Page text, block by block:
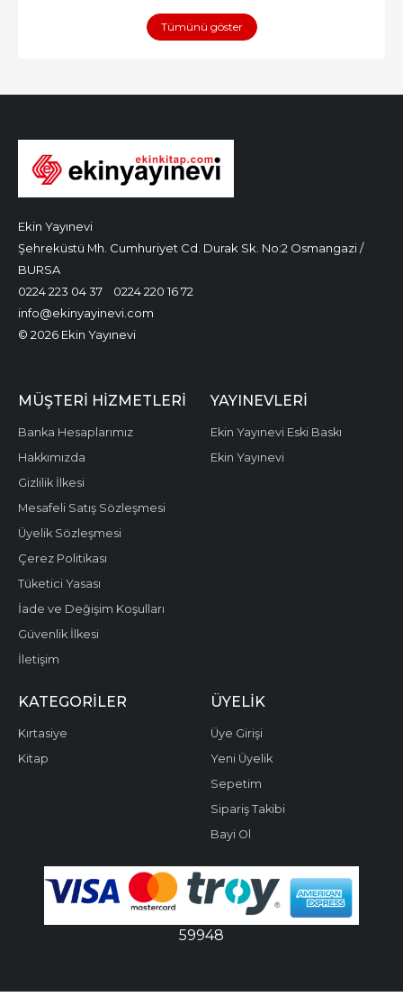
Tümünü göster
Ekin Yayınevi
Şehreküstü Mh. Cumhuriyet Cd. Durak Sk. No:2 Osmangazi /
BURSA
0224 223 04 37
0224 220 16 72
info@ekinyayinevi.com
© 2026 Ekin Yayınevi
MÜŞTERI HIZMETLERI
Banka Hesaplarımız
Hakkımızda
Gizlilik İlkesi
Mesafeli Satış Sözleşmesi
Üyelik Sözleşmesi
Çerez Politikası
Tüketici Yasası
İade ve Değişim Koşulları
Güvenlik İlkesi
İletişim
YAYINEVLERI
Ekin Yayınevi Eski Baskı
Ekin Yayınevi
KATEGORILER
Kırtasiye
Kitap
ÜYELIK
Üye Girişi
Yeni Üyelik
Sepetim
Sipariş Takibi
Bayi Ol
59948